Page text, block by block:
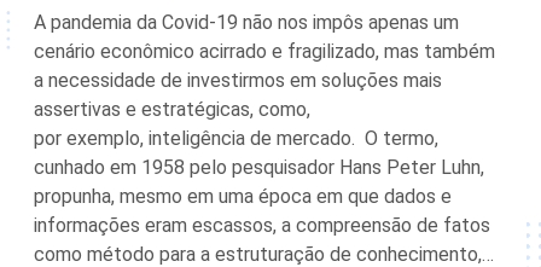
A pandemia da Covid-19 não nos impôs apenas um
cenário econômico acirrado e fragilizado, mas também
a necessidade de investirmos em soluções mais
assertivas e estratégicas, como,
por exemplo, inteligência de mercado. O termo,
cunhado em 1958 pelo pesquisador Hans Peter Luhn,
propunha, mesmo em uma época em que dados e
informações eram escassos, a compreensão de fatos
como método para a estruturação de conhecimento,…